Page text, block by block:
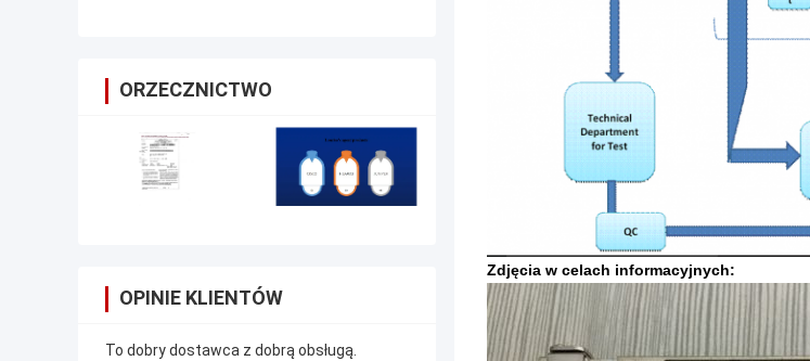
ORZECZNICTWO
OPINIE KLIENTÓW
To dobry dostawca z dobrą obsługą.
Zdjęcia w celach informacyjnych: